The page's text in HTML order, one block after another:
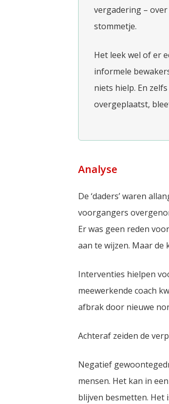
vergadering – over
stommetje.
Het leek wel of er
informele
niets hielp. En
overgeplaatst,
Analyse
De ‘daders’ waren
voorgangers
Er was geen reden
aan te wijzen. Maar de
Interventies hielpen
meewerkende coach
afbrak door nieuwe
Achteraf zeiden de
Negatief
mensen. Het kan in
blijven besmetten. Het